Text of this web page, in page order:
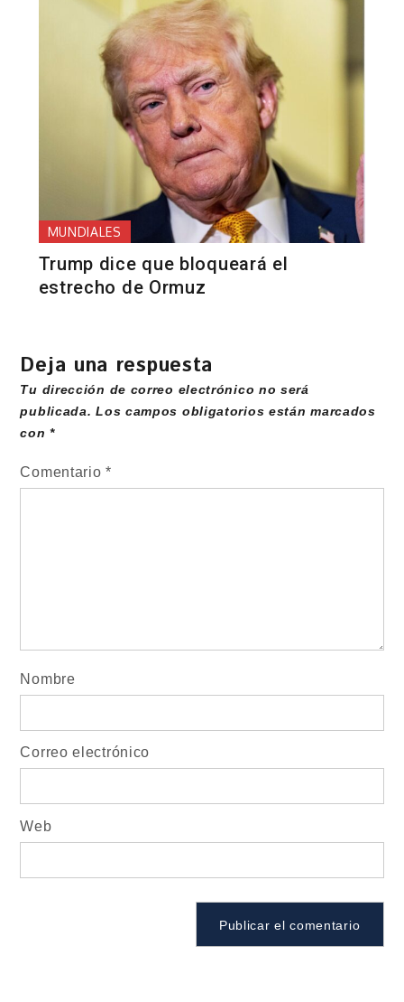
MUNDIALES
Trump dice que bloqueará el
estrecho de Ormuz
Deja una respuesta
Tu dirección de correo electrónico no será
publicada. Los campos obligatorios están marcados
con*
Comentario*
Nombre
Correo electrónico
Web